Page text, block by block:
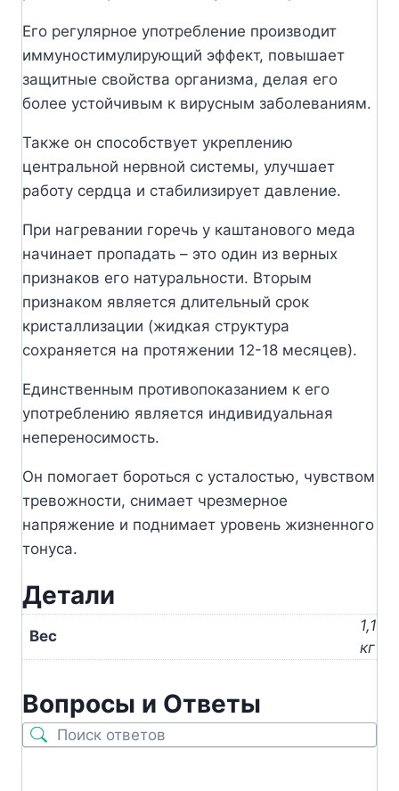
Его регулярное употребление производит
иммуностимулирующий эффект, повышает
защитные свойства организма, делая его
более устойчивым к вирусным заболеваниям.
Также он способствует укреплению
центральной нервной системы, улучшает
работу сердца и стабилизирует давление.
При нагревании горечь у каштанового меда
начинает пропадать – это один из верных
признаков его натуральности. Вторым
признаком является длительный срок
кристаллизации (жидкая структура
сохраняется на протяжении 12-18 месяцев).
Единственным противопоказанием к его
употреблению является индивидуальная
непереносимость.
Он помогает бороться с усталостью, чувством
тревожности, снимает чрезмерное
напряжение и поднимает уровень жизненного
тонуса.
Детали
Вес
1,1
кг
Вопросы и Ответы